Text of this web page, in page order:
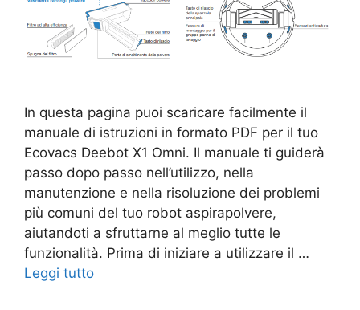
In questa pagina puoi scaricare facilmente il
manuale di istruzioni in formato PDF per il tuo
Ecovacs Deebot X1 Omni. Il manuale ti guiderà
passo dopo passo nell’utilizzo, nella
manutenzione e nella risoluzione dei problemi
più comuni del tuo robot aspirapolvere,
aiutandoti a sfruttarne al meglio tutte le
funzionalità. Prima di iniziare a utilizzare il …
Leggi tutto